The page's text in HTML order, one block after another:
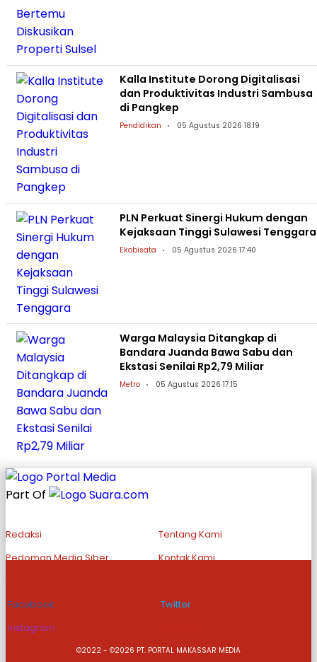
Kalla Institute Dorong Digitalisasi
dan Produktivitas Industri Sambusa
di Pangkep
Pendidikan 05 Agustus 2026 18:19
PLN Perkuat Sinergi Hukum dengan
Kejaksaan Tinggi Sulawesi Tenggara
Ekobisata 05 Agustus 2026 17:40
Warga Malaysia Ditangkap di
Bandara Juanda Bawa Sabu dan
Ekstasi Senilai Rp2,79 Miliar
Metro 05 Agustus 2026 17:15
Part Of
Redaksi
Tentang Kami
Pedoman Media Siber
Kontak Kami
Facebook
Twitter
Instagram
©2022 - ©2026 PT. PORTAL MAKASSAR MEDIA